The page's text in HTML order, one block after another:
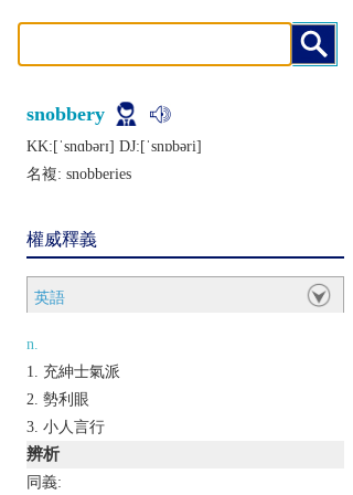
snobbery
KK:[ˈsnɑbǝrɪ] DJ:[ˈsnɒbǝri]
名複: snobberies
權威釋義
英語
n.
充紳士氣派
勢利眼
小人言行
辨析
同義: